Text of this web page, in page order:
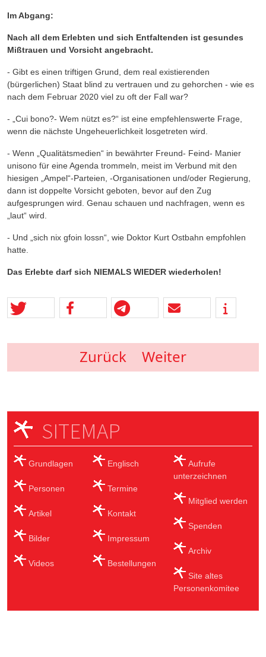
Im Abgang:
Nach all dem Erlebten und sich Entfaltenden ist gesundes
Mißtrauen und Vorsicht angebracht.
- Gibt es einen triftigen Grund, dem real existierenden
(bürgerlichen) Staat blind zu vertrauen und zu gehorchen - wie es
nach dem Februar 2020 viel zu oft der Fall war?
- „Cui bono?- Wem nützt es?“ ist eine empfehlenswerte Frage,
wenn die nächste Ungeheuerlichkeit losgetreten wird.
- Wenn „Qualitätsmedien“ in bewährter Freund- Feind- Manier
unisono für eine Agenda trommeln, meist im Verbund mit den
hiesigen „Ampel“-Parteien, -Organisationen und/oder Regierung,
dann ist doppelte Vorsicht geboten, bevor auf den Zug
aufgesprungen wird. Genau schauen und nachfragen, wenn es
„laut“ wird.
- Und „sich nix gfoin lossn“, wie Doktor Kurt Ostbahn empfohlen
hatte.
Das Erlebte darf sich NIEMALS WIEDER wiederholen!
Zurück Weiter
SITEMAP
Grundlagen
Personen
Artikel
Bilder
Videos
Englisch
Termine
Kontakt
Impressum
Bestellungen
Aufrufe
unterzeichnen
Mitglied werden
Spenden
Archiv
Site altes
Personenkomitee